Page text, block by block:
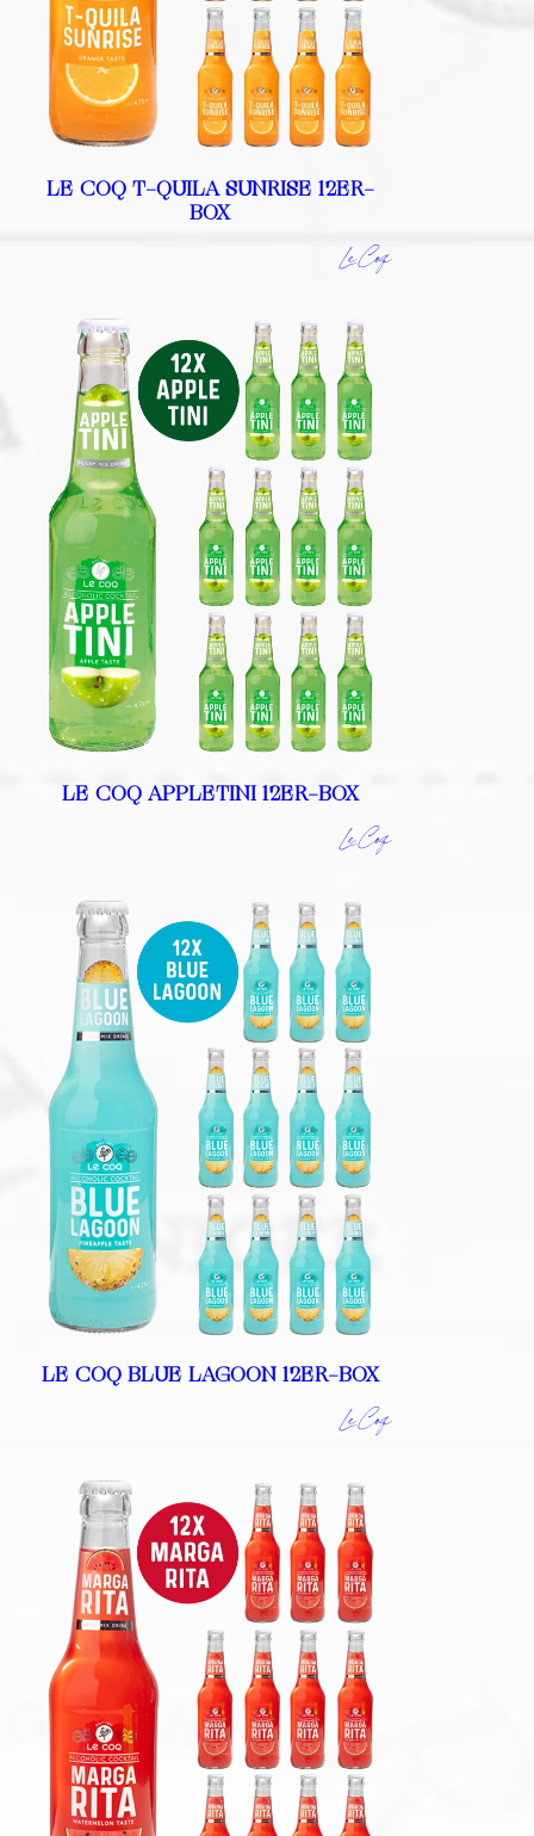
LE COQ T-QUILA SUNRISE 12ER-
BOX
Le Coq
LE COQ APPLETINI 12ER-BOX
Le Coq
LE COQ BLUE LAGOON 12ER-BOX
Le Coq